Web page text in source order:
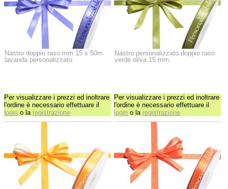
Nastro doppio raso mm 15 x 50m
lavanda personalizzato
Per visualizzare i prezzi ed inoltrare
l'ordine è necessario effettuare il
login o la registrazione
Nastro personalizzato doppio raso
verde oliva 15 mm
Per visualizzare i prezzi ed inoltrare
l'ordine è necessario effettuare il
login o la registrazione